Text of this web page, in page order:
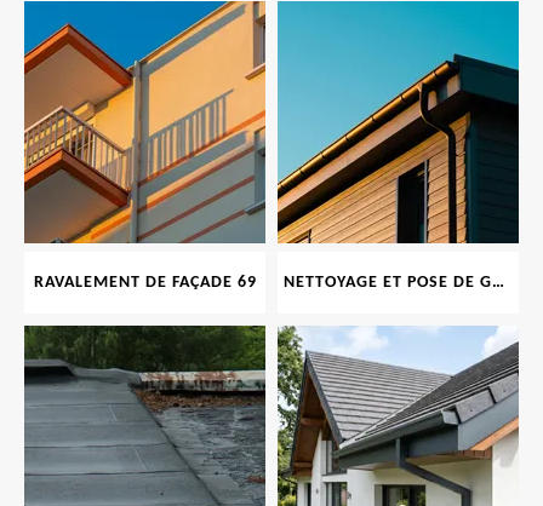
RAVALEMENT DE FAÇADE 69 NETTOYAGE ET POSE DE GOUTTIÈRE 69